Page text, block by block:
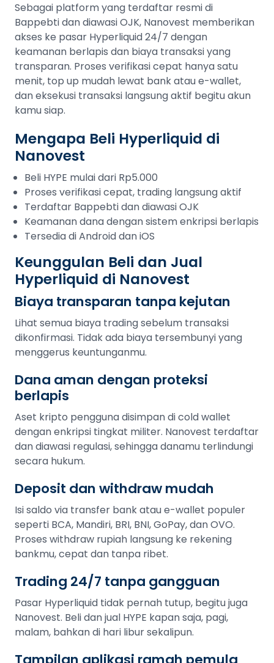
Sebagai platform yang terdaftar resmi di
Bappebti dan diawasi OJK, Nanovest memberikan
akses ke pasar Hyperliquid 24/7 dengan
keamanan berlapis dan biaya transaksi yang
transparan. Proses verifikasi cepat hanya satu
menit, top up mudah lewat bank atau e-wallet,
dan eksekusi transaksi langsung aktif begitu akun
kamu siap.
Mengapa Beli Hyperliquid di
Nanovest
Beli HYPE mulai dari Rp5.000
Proses verifikasi cepat, trading langsung aktif
Terdaftar Bappebti dan diawasi OJK
Keamanan dana dengan sistem enkripsi berlapis
Tersedia di Android dan iOS
Keunggulan Beli dan Jual
Hyperliquid di Nanovest
Biaya transparan tanpa kejutan
Lihat semua biaya trading sebelum transaksi
dikonfirmasi. Tidak ada biaya tersembunyi yang
menggerus keuntunganmu.
Dana aman dengan proteksi
berlapis
Aset kripto pengguna disimpan di cold wallet
dengan enkripsi tingkat militer. Nanovest terdaftar
dan diawasi regulasi, sehingga danamu terlindungi
secara hukum.
Deposit dan withdraw mudah
Isi saldo via transfer bank atau e-wallet populer
seperti BCA, Mandiri, BRI, BNI, GoPay, dan OVO.
Proses withdraw rupiah langsung ke rekening
bankmu, cepat dan tanpa ribet.
Trading 24/7 tanpa gangguan
Pasar Hyperliquid tidak pernah tutup, begitu juga
Nanovest. Beli dan jual HYPE kapan saja, pagi,
malam, bahkan di hari libur sekalipun.